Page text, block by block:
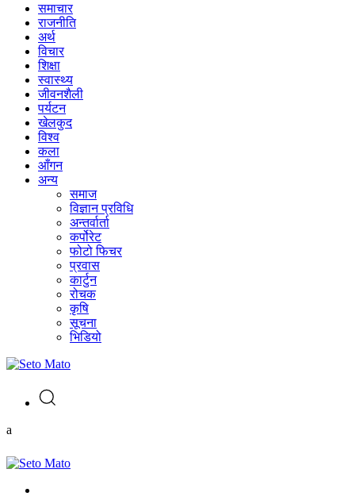
समाचार
राजनीति
अर्थ
विचार
शिक्षा
स्वास्थ्य
जीवनशैली
पर्यटन
खेलकुद
विश्व
कला
आँगन
अन्य
समाज
विज्ञान प्रविधि
अन्तर्वार्ता
कर्पोरेट
फोटो फिचर
प्रवास
कार्टुन
रोचक
कृषि
सूचना
भिडियो
a